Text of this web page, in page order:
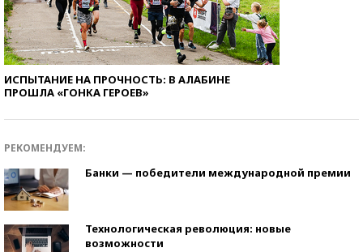
ИСПЫТАНИЕ НА ПРОЧНОСТЬ: В АЛАБИНЕ
ПРОШЛА «ГОНКА ГЕРОЕВ»
РЕКОМЕНДУЕМ:
Банки — победители международной премии
Технологическая революция: новые
возможности